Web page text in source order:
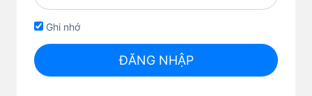
Ghi nhớ
ĐĂNG NHẬP